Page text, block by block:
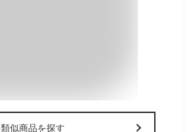
類似商品を探す